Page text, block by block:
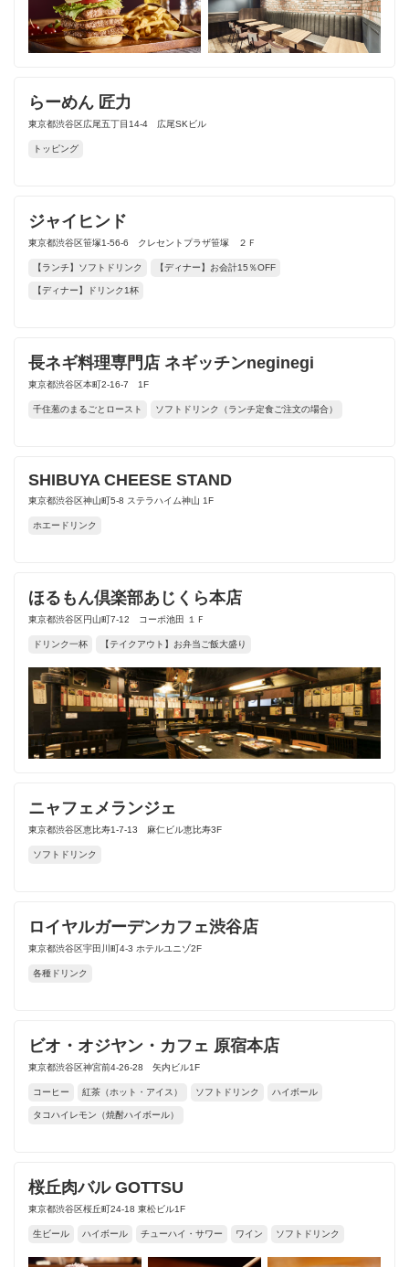
らーめん 匠力
東京都渋谷区広尾五丁目14-4 広尾SKビル
トッピング
ジャイヒンド
東京都渋谷区笹塚1-56-6 クレセントプラザ笹塚 ２Ｆ
【ランチ】ソフトドリンク 【ディナー】お会計15％OFF
【ディナー】ドリンク1杯
長ネギ料理専門店 ネギッチンneginegi
東京都渋谷区本町2-16-7 1F
千住葱のまるごとロースト ソフトドリンク（ランチ定食ご注文の場合）
SHIBUYA CHEESE STAND
東京都渋谷区神山町5-8 ステラハイム神山 1F
ホエードリンク
ほるもん倶楽部あじくら本店
東京都渋谷区円山町7-12 コーポ池田 １Ｆ
ドリンク一杯 【テイクアウト】お弁当ご飯大盛り
ニャフェメランジェ
東京都渋谷区恵比寿1-7-13 麻仁ビル恵比寿3F
ソフトドリンク
ロイヤルガーデンカフェ渋谷店
東京都渋谷区宇田川町4-3 ホテルユニゾ2F
各種ドリンク
ビオ・オジヤン・カフェ 原宿本店
東京都渋谷区神宮前4-26-28 矢内ビル1F
コーヒー 紅茶（ホット・アイス） ソフトドリンク ハイボール
タコハイレモン（焼酎ハイボール）
桜丘肉バル GOTTSU
東京都渋谷区桜丘町24-18 東松ビル1F
生ビール ハイボール チューハイ・サワー ワイン ソフトドリンク